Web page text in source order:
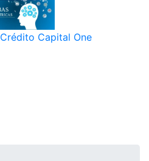
Capital One